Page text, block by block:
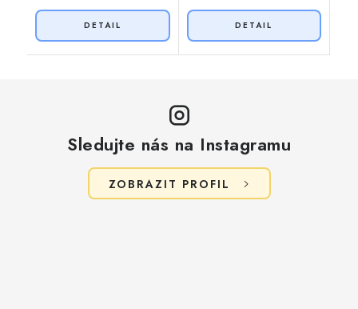
Sledujte nás na Instagramu
ZOBRAZIT PROFIL